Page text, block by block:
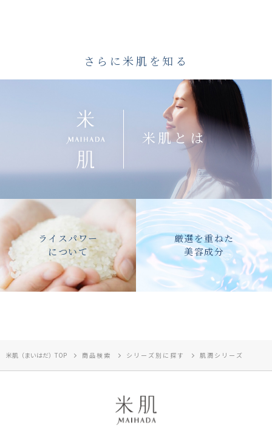
さらに米肌を知る
米肌とは
ライスパワー
について
厳選を重ねた
美容成分
米肌（まいはだ）TOP 商品検索 シリーズ別に探す 肌潤シリーズ